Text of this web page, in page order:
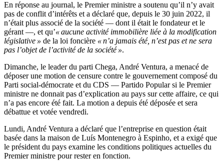
En réponse au journal, le Premier ministre a soutenu qu’il n’y avait
pas de conflit d’intérêts et a déclaré que, depuis le 30 juin 2022, il
n’était plus associé de la société — dont il était le fondateur et le
gérant —, et qu’« aucune activité immobilière liée à la modification
législative » de la loi foncière « n’a jamais été, n’est pas et ne sera
pas l’objet de l’activité de la société ».
Dimanche, le leader du parti Chega, André Ventura, a menacé de
déposer une motion de censure contre le gouvernement composé du
Parti social-démocrate et du CDS — Partido Popular si le Premier
ministre ne donnait pas d’explication au pays sur cette affaire, ce qui
n’a pas encore été fait. La motion a depuis été déposée et sera
débattue et votée vendredi.
Lundi, André Ventura a déclaré que l’entreprise en question était
basée dans la maison de Luís Montenegro à Espinho, et a exigé que
le président du pays examine les conditions politiques actuelles du
Premier ministre pour rester en fonction.